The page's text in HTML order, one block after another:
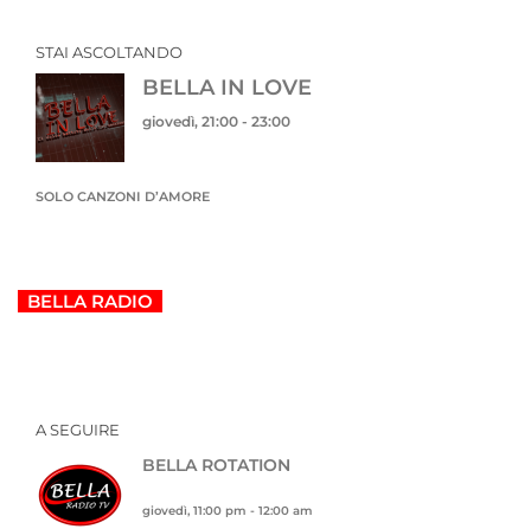
STAI ASCOLTANDO
BELLA IN LOVE
giovedì, 21:00 - 23:00
SOLO CANZONI D’AMORE
BELLA RADIO
A SEGUIRE
BELLA ROTATION
giovedì, 11:00 pm - 12:00 am